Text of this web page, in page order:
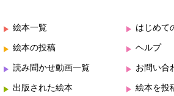
絵本一覧
絵本の投稿
読み聞かせ動画一覧
出版された絵本
はじめて
ヘルプ
お問い合
絵本を投